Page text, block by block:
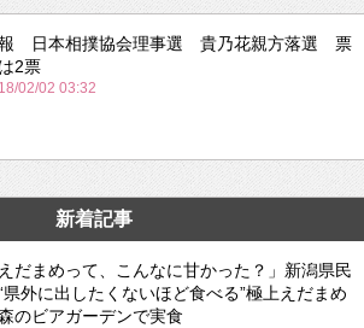
日本相撲協会理事選 貴乃花親方落選 票
2票
02/02 03:32
新着記事
えだまめって、こんなに甘かった？」新潟県民
県外に出したくないほど食べる”極上えだまめ
のビアガーデンで実食